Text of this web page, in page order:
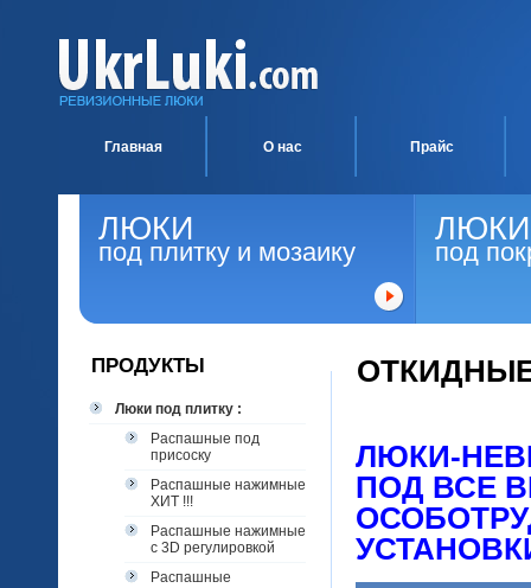
Главная О нас Прайс
ЛЮКИ
под плитку и мозаику
ЛЮКИ
под
ПРОДУКТЫ
Люки под плитку :
Распашные под
присоску
Распашные нажимные
ХИТ !!!
Распашные нажимные
с 3D регулировкой
Распашные
ЛЮКИ-
ПОД ВСЕ